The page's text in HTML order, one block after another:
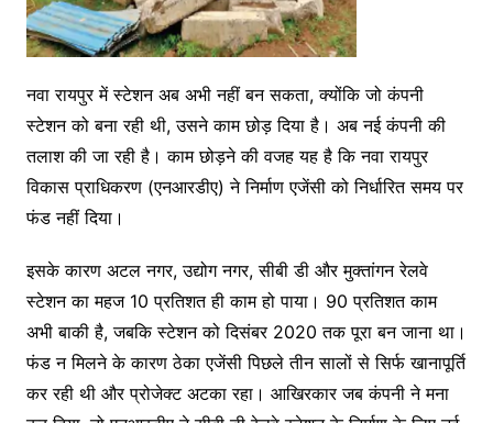
नवा रायपुर में स्टेशन अब अभी नहीं बन सकता, क्योंकि जो कंपनी
स्टेशन को बना रही थी, उसने काम छोड़ दिया है। अब नई कंपनी की
तलाश की जा रही है। काम छोड़ने की वजह यह है कि नवा रायपुर
विकास प्राधिकरण (एनआरडीए) ने निर्माण एजेंसी को निर्धारित समय पर
फंड नहीं दिया।
इसके कारण अटल नगर, उद्योग नगर, सीबी डी और मुक्तांगन रेलवे
स्टेशन का महज 10 प्रतिशत ही काम हो पाया। 90 प्रतिशत काम
अभी बाकी है, जबकि स्टेशन को दिसंबर 2020 तक पूरा बन जाना था।
फंड न मिलने के कारण ठेका एजेंसी पिछले तीन सालों से सिर्फ खानापूर्ति
कर रही थी और प्रोजेक्ट अटका रहा। आखिरकार जब कंपनी ने मना